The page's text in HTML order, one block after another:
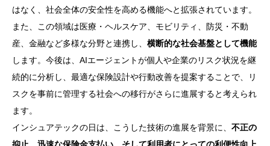
はなく、社会全体の安全性を高める機能へと拡張されています。
また、この領域は医療・ヘルスケア、モビリティ、防災・不動
産、金融など多様な分野と連携し、 横断的な社会基盤として機能
します。今後は、AIエージェントが個人や企業のリスク状況を継
続的に分析し、最適な保険設計や行動改善を提案することで、リ
スクを事前に管理する社会への移行がさらに進展すると考えられ
ます。
インシュアテックの日は、こうした技術の進展を背景に、 不正の